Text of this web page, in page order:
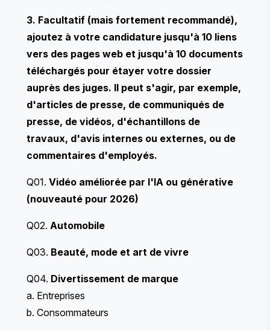
3. Facultatif (mais fortement recommandé),
ajoutez à votre candidature jusqu'à 10 liens
vers des pages web et jusqu'à 10 documents
téléchargés pour étayer votre dossier
auprès des juges. Il peut s'agir, par exemple,
d'articles de presse, de communiqués de
presse, de vidéos, d'échantillons de
travaux, d'avis internes ou externes, ou de
commentaires d'employés.
Q01. Vidéo améliorée par l'IA ou générative
(nouveauté pour 2026)
Q02. Automobile
Q03. Beauté, mode et art de vivre
Q04. Divertissement de marque
a. Entreprises
b. Consommateurs